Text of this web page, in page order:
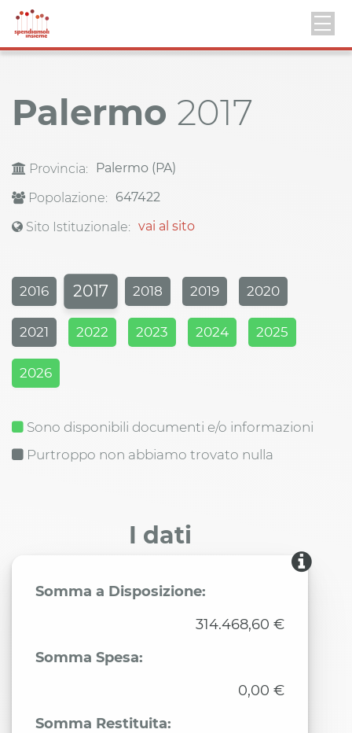
Palermo 2017
Provincia:
Palermo (PA)
Popolazione:
647422
Sito Istituzionale: vai al sito
2016 2017 2018 2019 2020
2021 2022 2023 2024 2025
2026
Sono disponibili documenti e/o informazioni
Purtroppo non abbiamo trovato nulla
I dati
Somma a Disposizione:
314.468,60 €
Somma Spesa:
0,00 €
Somma Restituita: